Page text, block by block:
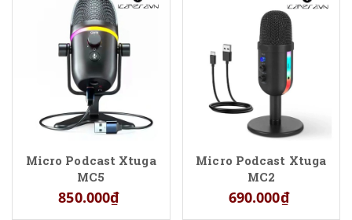
Micro Podcast Xtuga
MC5
850.000₫
Micro Podcast Xtuga
MC2
690.000₫